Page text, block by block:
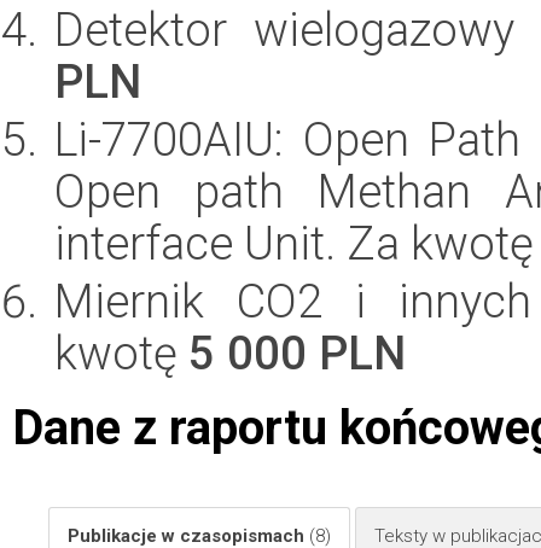
Detektor
PLN
Li-7700AIU: Open
Open path Methan
interface Unit. Za
Miernik CO2 i innych
kwotę 5 000 PLN
Dane z raportu
Publikacje w czasopismach (8) Teksty w